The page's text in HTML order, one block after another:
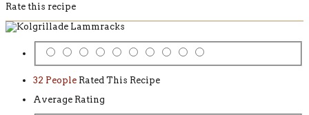
Rate this recipe
32 People Rated This Recipe
Average Rating